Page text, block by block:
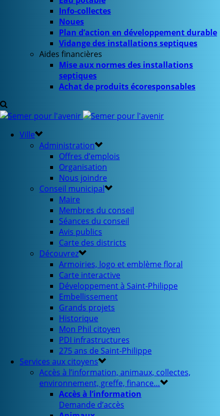
Info-collectes
Noues
Plan d’action en développement durable
Vidange des installations septiques
Aides financières
Mise aux normes des installations
septiques
Achat de produits écoresponsables
Ville
Administration
Offres d’emplois
Organisation
Nous joindre
Conseil municipal
Maire
Membres du conseil
Séances du conseil
Avis publics
Carte des districts
Découvrez
Armoiries, logo et emblème floral
Carte interactive
Développement à Saint-Philippe
Embellissement
Grands projets
Historique
Mon Phil citoyen
PDI infrastructures
275 ans de Saint-Philippe
Services aux citoyens
Accès à l’information, animaux, collectes,
environnement, greffe, finance…
Accès à l’information
Demande d’accès